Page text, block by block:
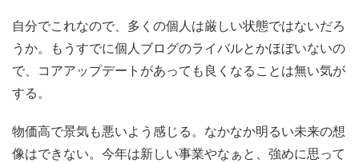
自分でこれなので、多くの個人は厳しい状態ではないだろ
うか。もうすでに個人ブログのライバルとかほぼいないの
で、コアアップデートがあっても良くなることは無い気が
する。
物価高で景気も悪いよう感じる。なかなか明るい未来の想
像はできない。今年は新しい事業やなぁと、強めに思って